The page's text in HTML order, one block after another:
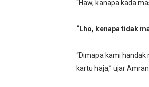
“Haw, kanapa kada
“Lho, kenapa tidak
“Dimapa kami
kartu haja,” ujar